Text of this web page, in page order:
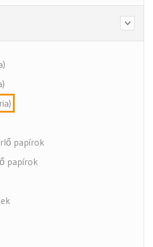
papírok
papírok